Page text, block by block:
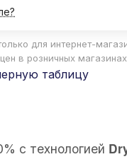
для интернет-
в розничных магазинах
таблицу
с технологией